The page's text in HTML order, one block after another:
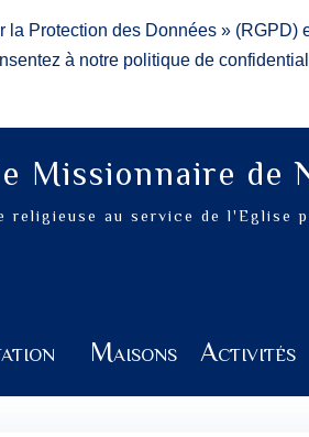
Protection des Données »
à notre politique de
Missionnaire de
religieuse au service de l'Eglise
Maisons Activités